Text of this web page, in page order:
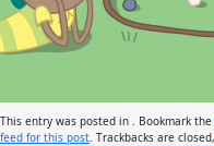
This entry was posted in . Bookmark the
feed for this post . Trackbacks are